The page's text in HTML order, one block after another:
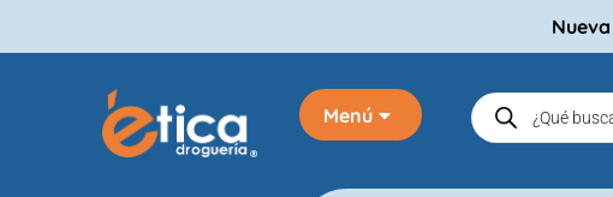
Menú